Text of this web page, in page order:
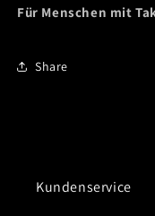
Für Menschen mit
Share
Kundenservice